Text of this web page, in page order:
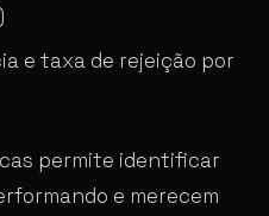
e taxa de rejeição por
permite identificar
e merecem